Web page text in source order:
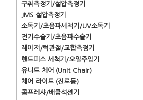
구취측정기/설압측정기
JMS 설압측정기
소독기/초음파세척기/UV소독기
전기수술기/초음파수술기
레이저/턱관절/교합측정기
핸드피스 세척기/오일주입기
유니트 체어 (Unit Chair)
체어 라이트 (진료등)
콤프레샤/배큠석션기